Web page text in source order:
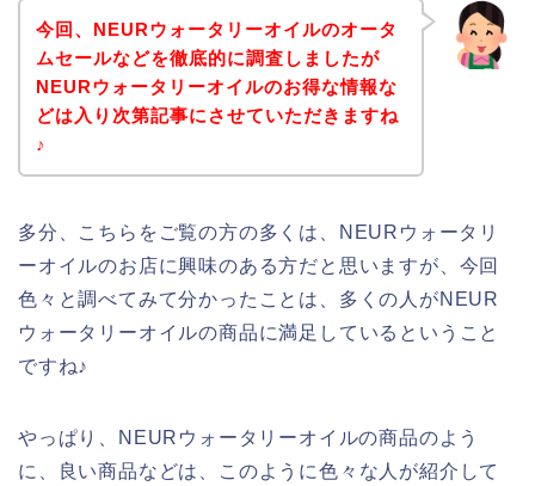
今回、NEURウォータリーオイルのオータ
ムセールなどを徹底的に調査しましたが
NEURウォータリーオイルのお得な情報な
どは入り次第記事にさせていただきますね
♪
多分、こちらをご覧の方の多くは、NEURウォータリ
ーオイルのお店に興味のある方だと思いますが、今回
色々と調べてみて分かったことは、多くの人がNEUR
ウォータリーオイルの商品に満足しているということ
ですね♪
やっぱり、NEURウォータリーオイルの商品のよう
に、良い商品などは、このように色々な人が紹介して